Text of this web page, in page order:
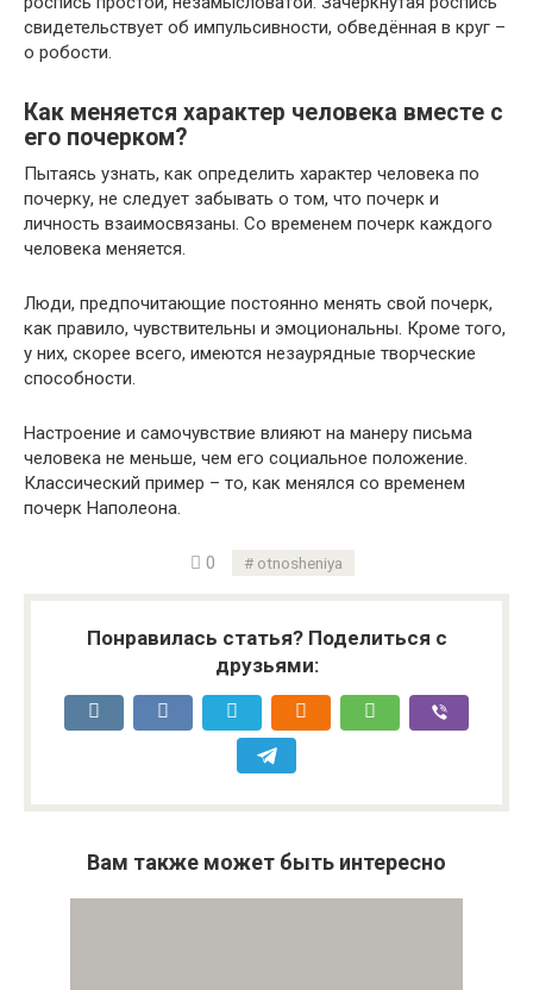
свидетельствует об импульсивности, обведённая в круг –
о робости.
Как меняется характер человека вместе с
его почерком?
Пытаясь узнать, как определить характер человека по
почерку, не следует забывать о том, что почерк и
личность взаимосвязаны. Со временем почерк каждого
человека меняется.
Люди, предпочитающие постоянно менять свой почерк,
как правило, чувствительны и эмоциональны. Кроме того,
у них, скорее всего, имеются незаурядные творческие
способности.
Настроение и самочувствие влияют на манеру письма
человека не меньше, чем его социальное положение.
Классический пример – то, как менялся со временем
почерк Наполеона.
0 otnosheniya
Понравилась статья? Поделиться с
друзьями:
Вам также может быть интересно